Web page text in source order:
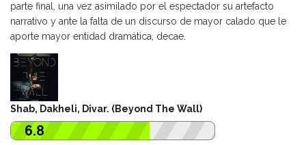
parte final, una vez asimilado por el espectador su artefacto
narrativo y ante la falta de un discurso de mayor calado que le
aporte mayor entidad dramática, decae.
Shab, Dakheli, Divar. (Beyond The Wall)
6.8